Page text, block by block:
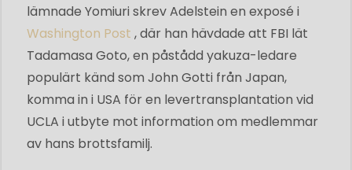
lämnade Yomiuri skrev Adelstein en exposé i
Washington Post , där han hävdade att FBI lät
Tadamasa Goto, en påstådd yakuza-ledare
populärt känd som John Gotti från Japan,
komma in i USA för en levertransplantation vid
UCLA i utbyte mot information om medlemmar
av hans brottsfamilj.